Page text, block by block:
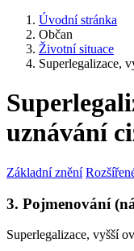
Úvodní stránka
Občan
Životní situace
Superlegalizace,
uznávání
Základní znění
3. Pojmenování
Superlegalizace, vyšší